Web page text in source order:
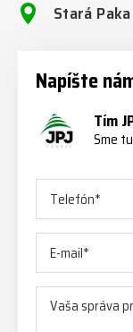
Stará
Napíšte
Tím
Sme